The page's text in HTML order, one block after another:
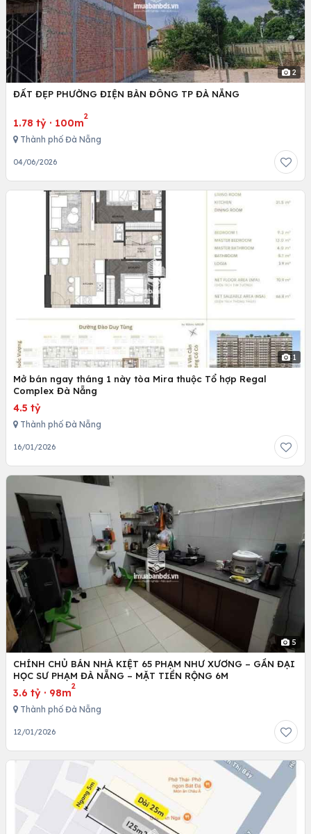
2
ĐẤT ĐẸP PHƯỜNG ĐIỆN BÀN ĐÔNG TP ĐÀ NẴNG
1.78 tỷ · 100m
2
Thành phố Đà Nẵng
04/06/2026
1
Mở bán ngay tháng 1 này tòa Mira thuộc Tổ hợp Regal
Complex Đà Nẵng
4.5 tỷ
Thành phố Đà Nẵng
16/01/2026
5
CHÍNH CHỦ BÁN NHÀ KIỆT 65 PHẠM NHƯ XƯƠNG – GẦN ĐẠI
HỌC SƯ PHẠM ĐÀ NẴNG – MẶT TIỀN RỘNG 6M
3.6 tỷ · 98m
2
Thành phố Đà Nẵng
12/01/2026